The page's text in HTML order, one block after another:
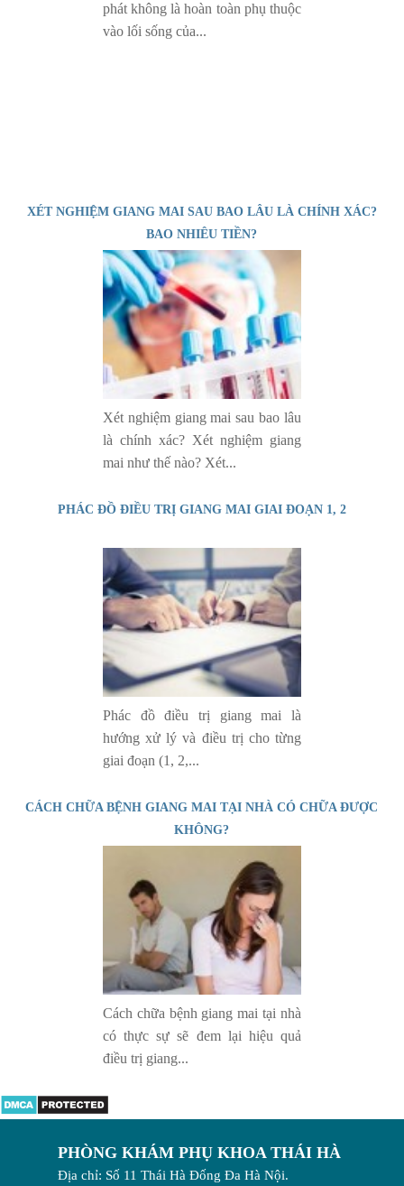
phát không là hoàn toàn phụ thuộc
vào lối sống của...
XÉT NGHIỆM GIANG MAI SAU BAO LÂU LÀ CHÍNH XÁC?
BAO NHIÊU TIỀN?
Xét nghiệm giang mai sau bao lâu
là chính xác? Xét nghiệm giang
mai như thế nào? Xét...
PHÁC ĐỒ ĐIỀU TRỊ GIANG MAI GIAI ĐOẠN 1, 2
Phác đồ điều trị giang mai là
hướng xử lý và điều trị cho từng
giai đoạn (1, 2,...
CÁCH CHỮA BỆNH GIANG MAI TẠI NHÀ CÓ CHỮA ĐƯỢC
KHÔNG?
Cách chữa bệnh giang mai tại nhà
có thực sự sẽ đem lại hiệu quả
điều trị giang...
PHÒNG KHÁM PHỤ KHOA THÁI HÀ
Địa chỉ: Số 11 Thái Hà Đống Đa Hà Nội.